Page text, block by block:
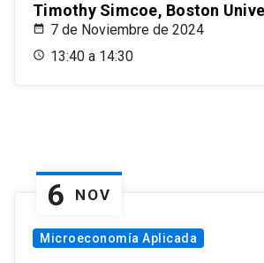
Timothy Simcoe, Boston
7 de Noviembre de 2024
13:40 a 14:30
6 NOV
Microeconomía Aplicada